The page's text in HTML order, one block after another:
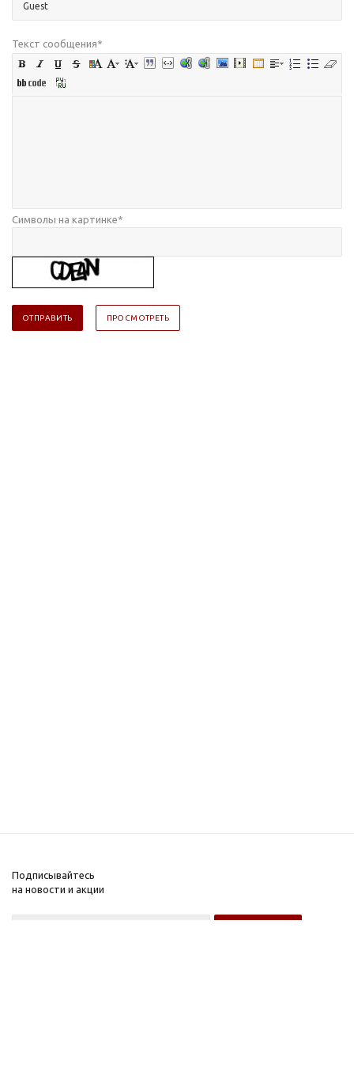
Текст сообщения*
Символы на картинке*
Подписывайтесь
на новости и акции